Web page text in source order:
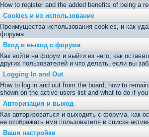
How to register and the added benefits of being a
Cookies и их использование
Преимущества использования cookies, и как
форума.
Вход и выход с форума
Как войти на форум и выйти из него, как
других пользователей и что делать, если вы
Logging In and Out
How to log in and out from the board, how to
shown on the active users list and what to do if
Авторизация и выход
Как авторизоваться и выходить с форума, как
не отображать имя пользователя в списке
Ваши настройки